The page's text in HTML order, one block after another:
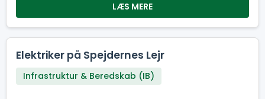
LÆS MERE
Elektriker på Spejdernes Lejr
Infrastruktur & Beredskab (IB)